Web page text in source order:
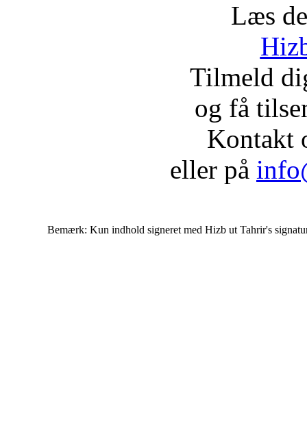
Læs
Tilmeld
og få
Kontakt
eller på
Bemærk: Kun indhold signeret med Hizb ut Tahrir's